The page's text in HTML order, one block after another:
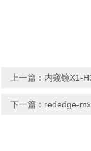
上一篇： 内窥镜X1-
下一篇： rededge-